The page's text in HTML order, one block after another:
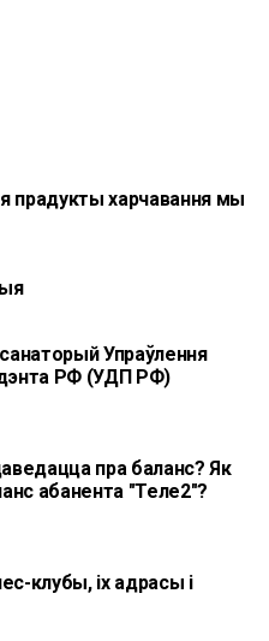
прадукты харчавання мы
Упраўлення
РФ (УДП РФ)
пра баланс? Як
абанента "Теле2"?
клубы, іх адрасы і